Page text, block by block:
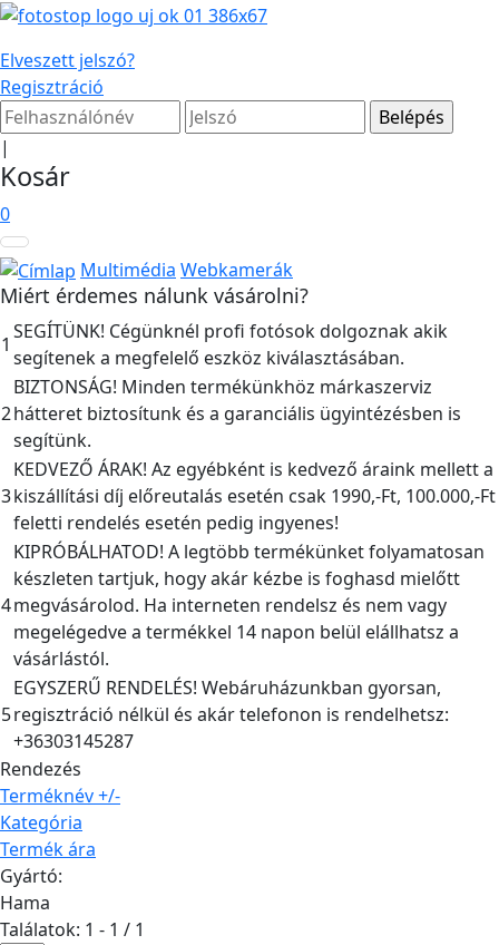
Elveszett jelszó?
Regisztráció
|
Kosár
0
Multimédia Webkamerák
Miért érdemes nálunk vásárolni?
1
SEGÍTÜNK! Cégünknél profi fotósok dolgoznak akik
segítenek a megfelelő eszköz kiválasztásában.
2
BIZTONSÁG! Minden termékünkhöz márkaszerviz
hátteret biztosítunk és a garanciális ügyintézésben is
segítünk.
3
KEDVEZŐ ÁRAK! Az egyébként is kedvező áraink mellett a
kiszállítási díj előreutalás esetén csak 1990,-Ft, 100.000,-Ft
feletti rendelés esetén pedig ingyenes!
4
KIPRÓBÁLHATOD! A legtöbb termékünket folyamatosan
készleten tartjuk, hogy akár kézbe is foghasd mielőtt
megvásárolod. Ha interneten rendelsz és nem vagy
megelégedve a termékkel 14 napon belül elállhatsz a
vásárlástól.
5
EGYSZERŰ RENDELÉS! Webáruházunkban gyorsan,
regisztráció nélkül és akár telefonon is rendelhetsz:
+36303145287
Rendezés
Terméknév +/-
Kategória
Termék ára
Gyártó:
Hama
Találatok: 1 - 1 / 1